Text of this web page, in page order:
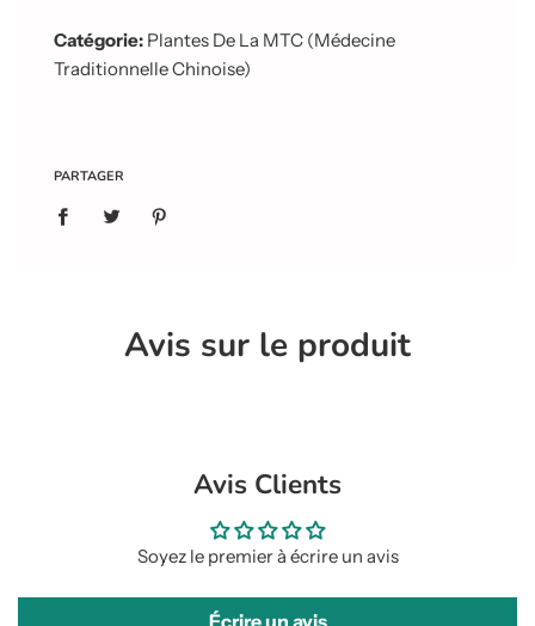
Catégorie: Plantes De La MTC (Médecine
Traditionnelle Chinoise)
PARTAGER
Avis sur le produit
Avis Clients
Soyez le premier à écrire un avis
Écrire un avis